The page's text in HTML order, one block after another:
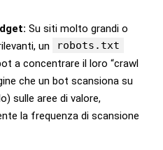
Su siti molto grandi o
un
robots.txt
a concentrare il loro “crawl
che un bot scansiona su
sulle aree di valore,
la frequenza di scansione